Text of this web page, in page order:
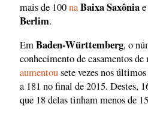
mais de 100naBaixa Saxônia
Berlim.
EmBaden-Württemberg, o
conhecimento de casamentos de
aumentousete vezes nos
a 181 no final de 2015. Destes,
que 18 delas tinham menos de